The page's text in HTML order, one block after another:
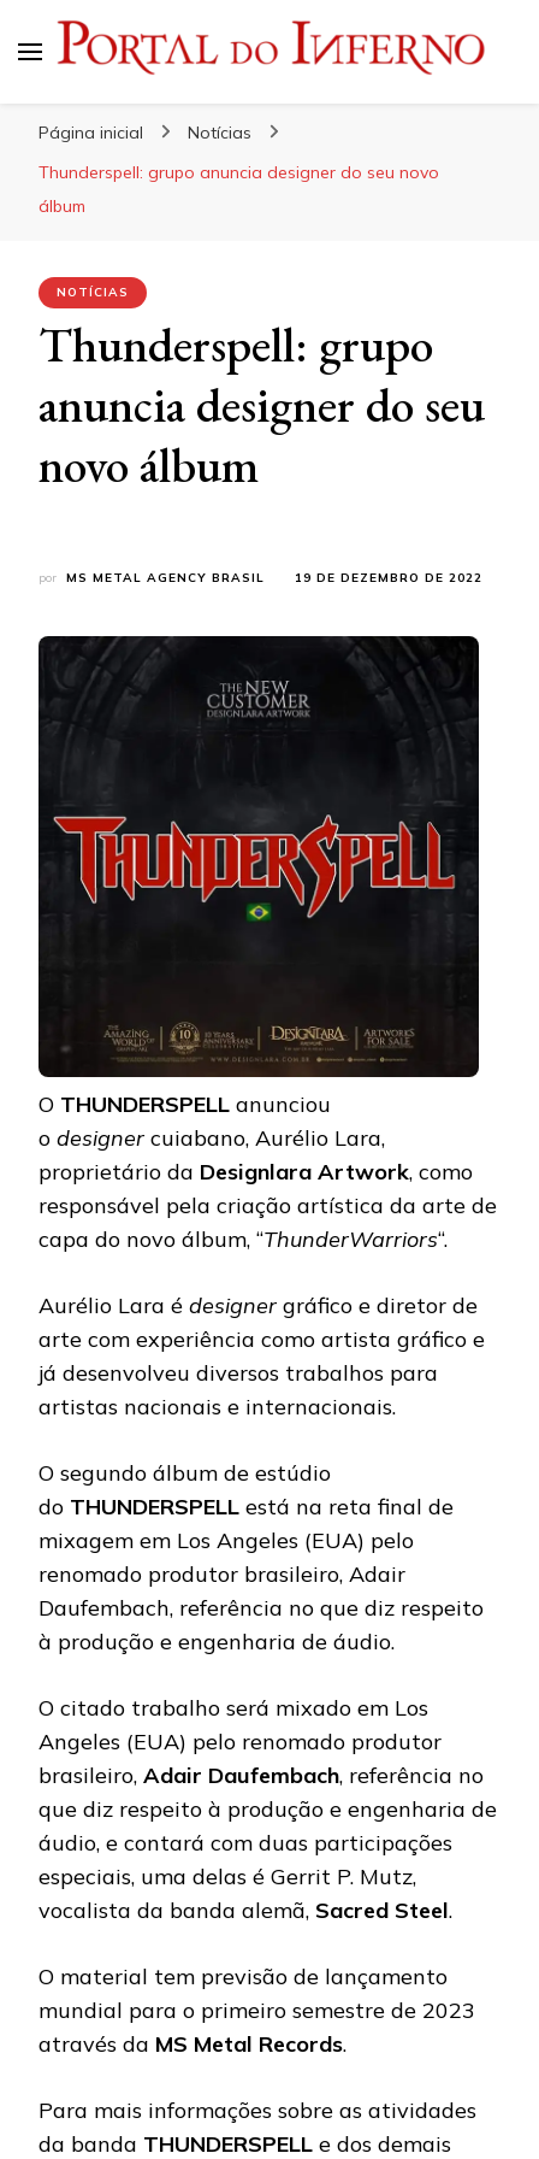
Página inicial
Notícias
Thunderspell: grupo anuncia designer do seu novo
álbum
NOTÍCIAS
Thunderspell: grupo
anuncia designer do seu
novo álbum
por MS METAL AGENCY BRASIL 19 DE DEZEMBRO DE 2022
O THUNDERSPELL anunciou
o designer cuiabano, Aurélio Lara,
proprietário da Designlara Artwork, como
responsável pela criação artística da arte de
capa do novo álbum, “ThunderWarriors“.
Aurélio Lara é designer gráfico e diretor de
arte com experiência como artista gráfico e
já desenvolveu diversos trabalhos para
artistas nacionais e internacionais.
O segundo álbum de estúdio
do THUNDERSPELL está na reta final de
mixagem em Los Angeles (EUA) pelo
renomado produtor brasileiro, Adair
Daufembach, referência no que diz respeito
à produção e engenharia de áudio.
O citado trabalho será mixado em Los
Angeles (EUA) pelo renomado produtor
brasileiro, Adair Daufembach, referência no
que diz respeito à produção e engenharia de
áudio, e contará com duas participações
especiais, uma delas é Gerrit P. Mutz,
vocalista da banda alemã, Sacred Steel.
O material tem previsão de lançamento
mundial para o primeiro semestre de 2023
através da MS Metal Records.
Para mais informações sobre as atividades
da banda THUNDERSPELL e dos demais